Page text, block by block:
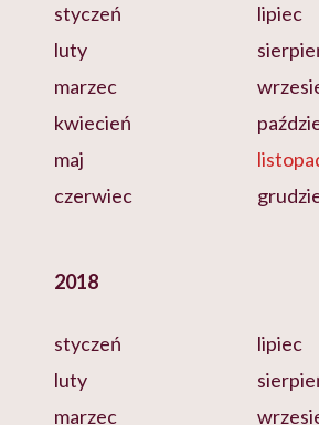
styczeń
luty
marzec
kwiecień
maj
czerwiec
lipiec
2018
styczeń
luty
marzec
lipiec